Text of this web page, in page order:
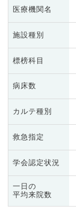
医療機関名
施設種別
標榜科目
病床数
カルテ種別
救急指定
学会認定状況
一日の
平均来院数